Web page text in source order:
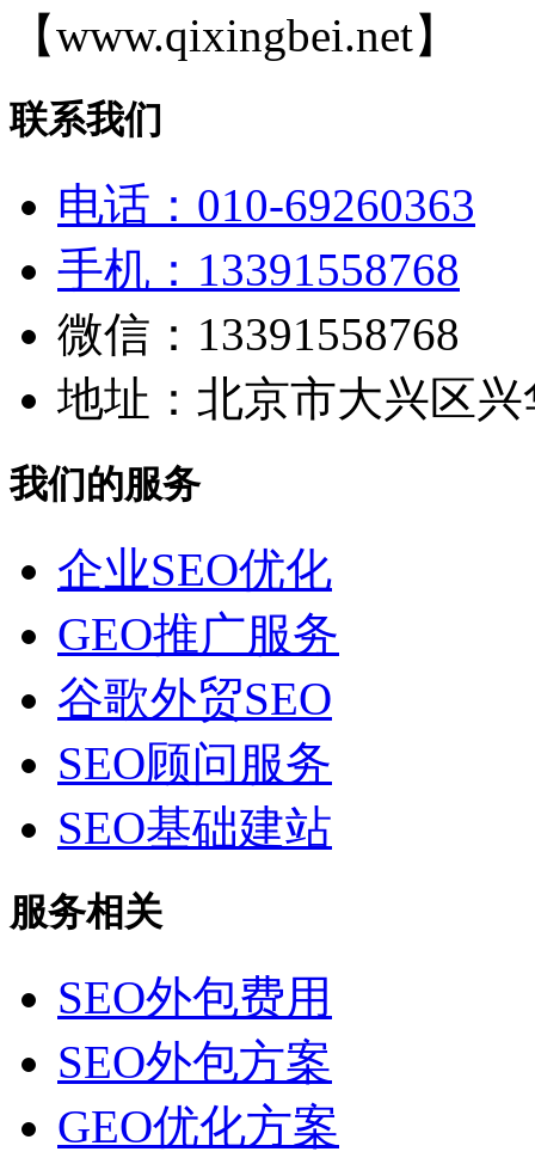
【www.qixingbei.net】
联系我们
电话：010-69260363
手机：13391558768
微信：13391558768
地址：北京市大兴区
我们的服务
企业SEO优化
GEO推广服务
谷歌外贸SEO
SEO顾问服务
SEO基础建站
服务相关
SEO外包费用
SEO外包方案
GEO优化方案